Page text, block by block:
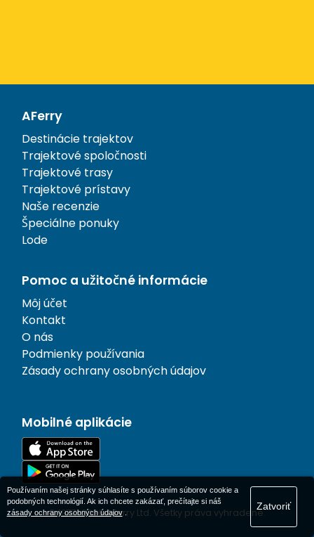
AFerry
Destinácie trajektov
Trajektové spoločnosti
Trajektové trasy
Trajektové prístavy
Naše recenzie
Špeciálne ponuky
Lode
Pomoc a užitočné informácie
Môj účet
Kontakt
O nás
Podmienky používania
Zásady ochrany osobných údajov
Mobilné aplikácie
© 1977-2026AFerry Ltd. Všetky práva vyhradené.
Používaním našej stránky súhlasíte s používaním súborov cookie a
podobných technológií. Ak ich chcete zakázať, prečítajte si náš
zásady ochrany osobných údajov.
Zatvoriť